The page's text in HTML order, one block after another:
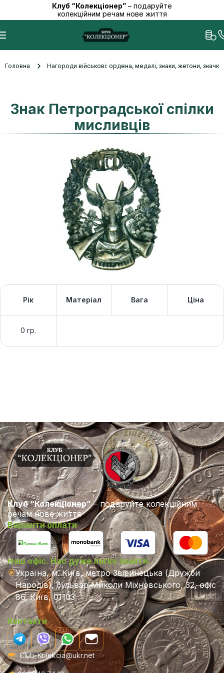
Клуб “Колекціонер” – подаруйте
колекційним речам нове життя
Головна Нагороди військові: ордена, медалі, знаки, жетони,
Знак Петроградської спілки
мисливців
Рік Матеріал Вага Ціна
0 гр.
Клуб “Колекціонер”– подаруйте колекційним
речам нове життя
Варіанти оплати
Наш офіс. Нас дуже легко знайти.
Україна, м. Київ, метро Звіринецька (Дружби
Народів), бульвар Миколи Міхновського, 32, офіс
86, Київ, 01103
Контакти
Club-Kolekcia@ukr.net